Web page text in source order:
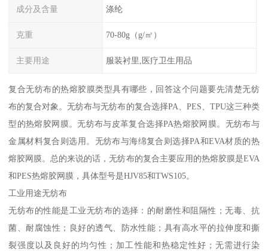
成分及含量 涤纶
克重 70-80g（g/㎡）
主要用途 服装衬里,医疗卫生用品
复合无纺布的热熔胶膜类型具有哪些，回答这个问题要先清楚无纺
布的复合对象。无纺布与无纺布的复合选择PA、PES、TPU这三种类
型的热熔胶网膜。无纺布与皮革复合选择PA热熔胶网膜。无纺布与
金属材料复合则选用。无纺布与海绵复合则选择PA和EVA材质的热
熔胶网膜。总的来说的话，无纺布的复合主要应用的热熔胶膜是EVA
和PES热熔胶网膜，具体型号是HJV85和TWS105。
工业用途无纺布
无纺布的性能是工业无纺布的选择：的耐磨性和阻隔性；无毒、抗
菌、耐腐蚀性；良好的透气、防水性能；具有高水平的拉伸度和撕
裂强度以及良好的均匀性；加工性能和热稳定性好；无需进行染